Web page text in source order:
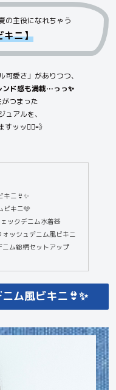
の主役になれちゃう
キニ】
愛さ」がありつつ、
ンド感も満載…っっ✨
つまった
アルを、
すッッ🏃‍♀️💨
キニ👙✨
ビキニ🩵
ックデニム水着🧸
ッシュデニム風ビキニ
ム総柄セットアップ
ム風ビキニ👙✨